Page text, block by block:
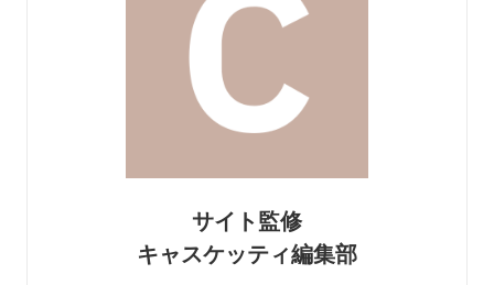
サイト監修
キャスケッティ編集部